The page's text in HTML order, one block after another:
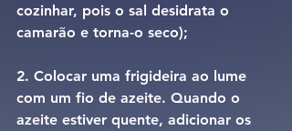
cozinhar, pois o sal desidrata o
camarão e torna-o seco);
2. Colocar uma frigideira ao lume
com um fio de azeite. Quando o
azeite estiver quente, adicionar os